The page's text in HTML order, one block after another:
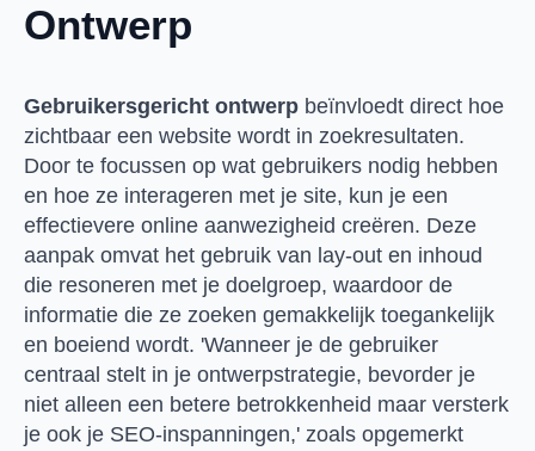
Ontwerp
Gebruikersgericht ontwerp beïnvloedt direct hoe
zichtbaar een website wordt in zoekresultaten.
Door te focussen op wat gebruikers nodig hebben
en hoe ze interageren met je site, kun je een
effectievere online aanwezigheid creëren. Deze
aanpak omvat het gebruik van lay-out en inhoud
die resoneren met je doelgroep, waardoor de
informatie die ze zoeken gemakkelijk toegankelijk
en boeiend wordt. 'Wanneer je de gebruiker
centraal stelt in je ontwerpstrategie, bevorder je
niet alleen een betere betrokkenheid maar versterk
je ook je SEO-inspanningen,' zoals opgemerkt